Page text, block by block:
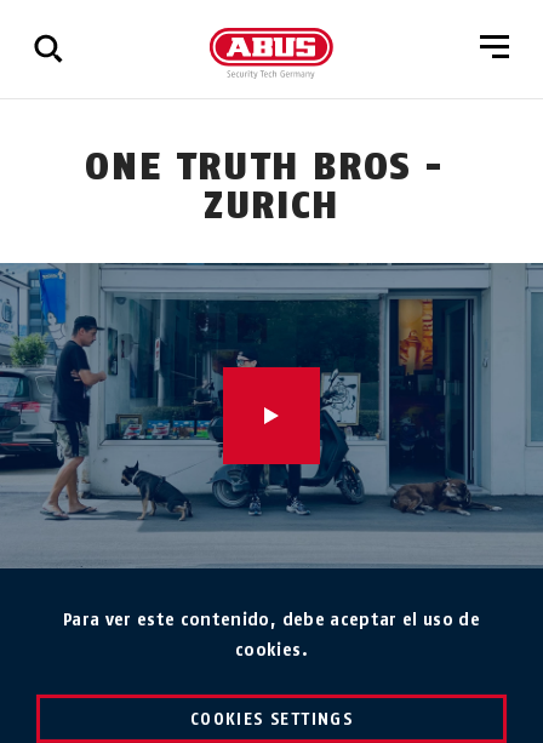
todosONE TRUTH BROS -
ZURICH
Para ver este contenido, debe aceptar el uso de
cookies.
COOKIES SETTINGS